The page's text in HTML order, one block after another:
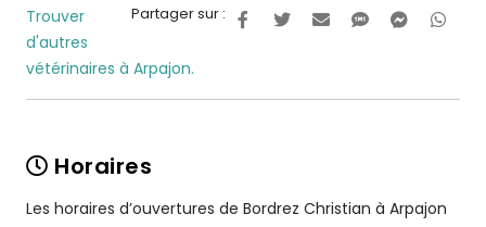
Partager sur :
Trouver
d'autres
vétérinaires à Arpajon.
Horaires
Les horaires d’ouvertures de Bordrez Christian à Arpajon